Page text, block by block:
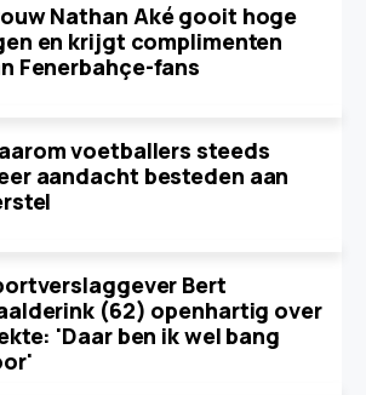
Nathan Aké gooit hoge
en krijgt complimenten
Fenerbahçe-fans
voetballers steeds
aandacht besteden aan
Bert
(62) openhartig over
'Daar ben ik wel bang